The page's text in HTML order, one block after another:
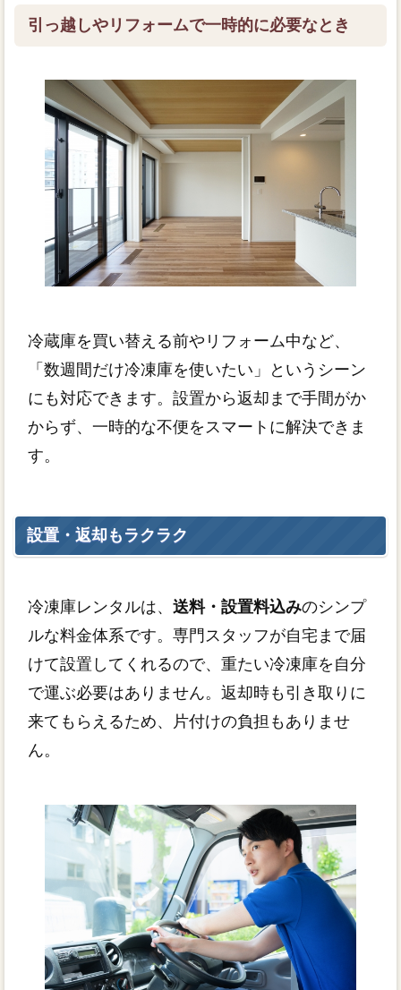
引っ越しやリフォームで一時的に必要なとき
冷蔵庫を買い替える前やリフォーム中など、
「数週間だけ冷凍庫を使いたい」というシーン
にも対応できます。設置から返却まで手間がか
からず、一時的な不便をスマートに解決できま
す。
設置・返却もラクラク
冷凍庫レンタルは、 送料・設置料込みのシンプ
ルな料金体系です。専門スタッフが自宅まで届
けて設置してくれるので、重たい冷凍庫を自分
で運ぶ必要はありません。返却時も引き取りに
来てもらえるため、片付けの負担もありませ
ん。